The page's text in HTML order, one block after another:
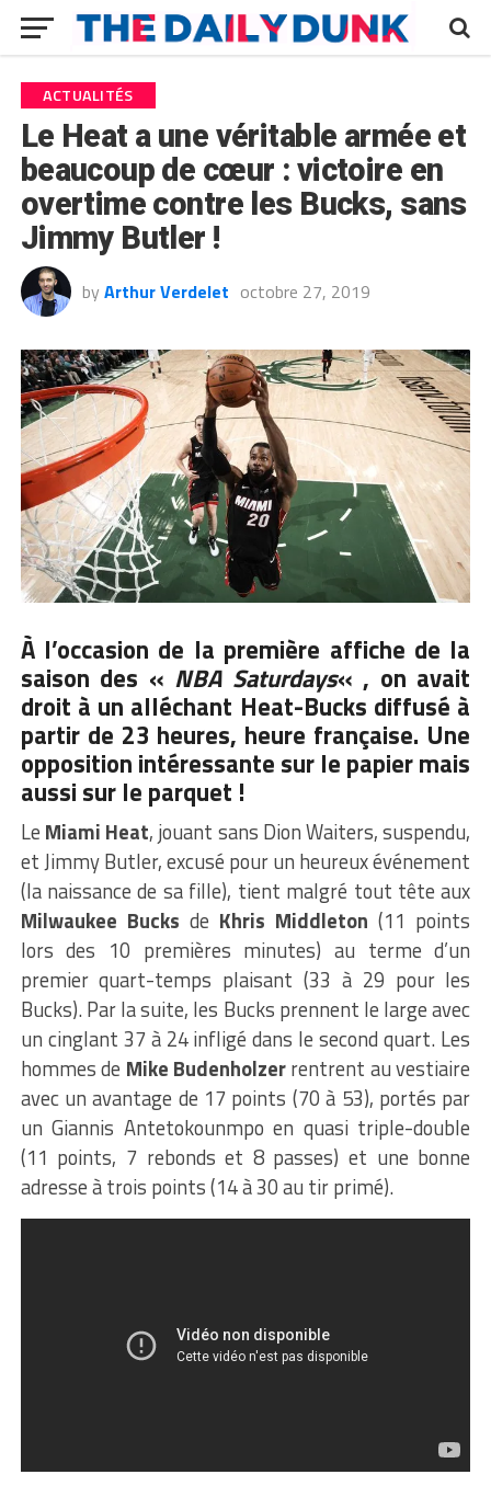
ACTUALITÉS
Le Heat a une véritable armée et
beaucoup de cœur : victoire en
overtime contre les Bucks, sans
Jimmy Butler !
by Arthur Verdelet octobre 27, 2019
À l’occasion de la première affiche de la
saison des « NBA Saturdays« , on avait
droit à un alléchant Heat-Bucks diffusé à
partir de 23 heures, heure française. Une
opposition intéressante sur le papier mais
aussi sur le parquet !
Le Miami Heat, jouant sans Dion Waiters, suspendu,
et Jimmy Butler, excusé pour un heureux événement
(la naissance de sa fille), tient malgré tout tête aux
Milwaukee Bucks de Khris Middleton (11 points
lors des 10 premières minutes) au terme d’un
premier quart-temps plaisant (33 à 29 pour les
Bucks). Par la suite, les Bucks prennent le large avec
un cinglant 37 à 24 infligé dans le second quart. Les
hommes de Mike Budenholzerrentrent au vestiaire
avec un avantage de 17 points (70 à 53), portés par
un Giannis Antetokounmpo en quasi triple-double
(11 points, 7 rebonds et 8 passes) et une bonne
adresse à trois points (14 à 30 au tir primé).